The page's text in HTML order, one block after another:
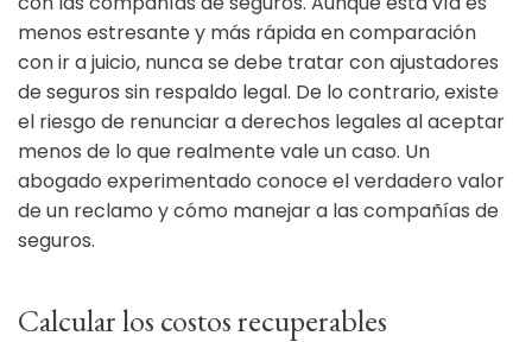
menos estresante y más rápida en comparación
con ir a juicio, nunca se debe tratar con ajustadores
de seguros sin respaldo legal. De lo contrario, existe
el riesgo de renunciar a derechos legales al aceptar
menos de lo que realmente vale un caso. Un
abogado experimentado conoce el verdadero valor
de un reclamo y cómo manejar a las compañías de
seguros.
Calcular los costos recuperables